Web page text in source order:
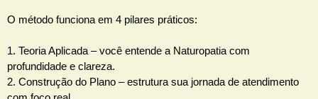
O método funciona em 4 pilares práticos:
1. Teoria Aplicada – você entende a Naturopatia com
profundidade e clareza.
2. Construção do Plano – estrutura sua jornada de atendimento